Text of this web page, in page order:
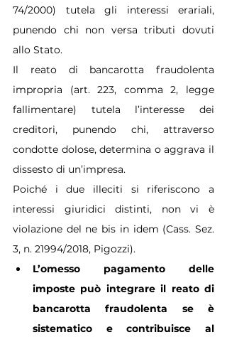
74/2000) tutela gli interessi erariali,
punendo chi non versa tributi dovuti
allo Stato.
Il reato di bancarotta fraudolenta
impropria (art. 223, comma 2, legge
fallimentare) tutela l’interesse dei
creditori, punendo chi, attraverso
condotte dolose, determina o aggrava il
dissesto di un’impresa.
Poiché i due illeciti si riferiscono a
interessi giuridici distinti, non vi è
violazione del ne bis in idem (Cass. Sez.
3, n. 21994/2018, Pigozzi).
L’omesso pagamento delle
imposte può integrare il reato di
bancarotta fraudolenta se è
sistematico e contribuisce al